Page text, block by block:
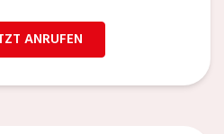
ANRUFEN